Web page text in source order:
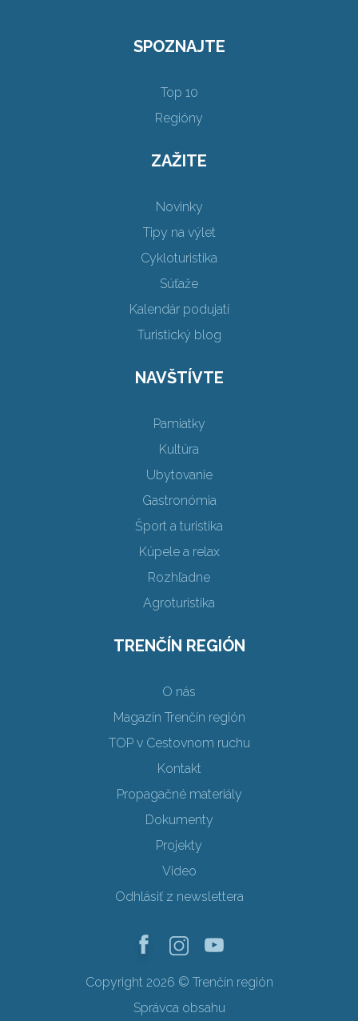
SPOZNAJTE
Top 10
Regióny
ZAŽITE
Novinky
Tipy na výlet
Cykloturistika
Súťaže
Kalendár podujatí
Turistický blog
NAVŠTÍVTE
Pamiatky
Kultúra
Ubytovanie
Gastronómia
Šport a turistika
Kúpele a relax
Rozhľadne
Agroturistika
TRENČÍN REGIÓN
O nás
Magazín Trenčín región
TOP v Cestovnom ruchu
Kontakt
Propagačné materiály
Dokumenty
Projekty
Video
Odhlásiť z newslettera
Copyright 2026 © Trenčín región
Správca obsahu